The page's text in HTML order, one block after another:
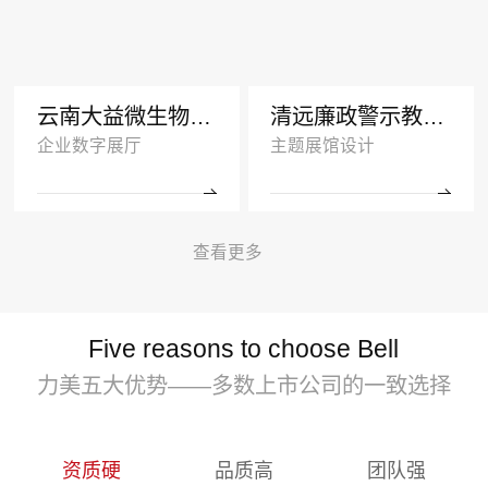
云南大益微生物奥秘厅效果图
企业数字展厅
清远廉政警示教育基地多媒体展厅设计
主题展馆设计
查看更多
Five reasons to choose Bell
力美五大优势——多数上市公司的一致选择
资质硬 品质高 团队强